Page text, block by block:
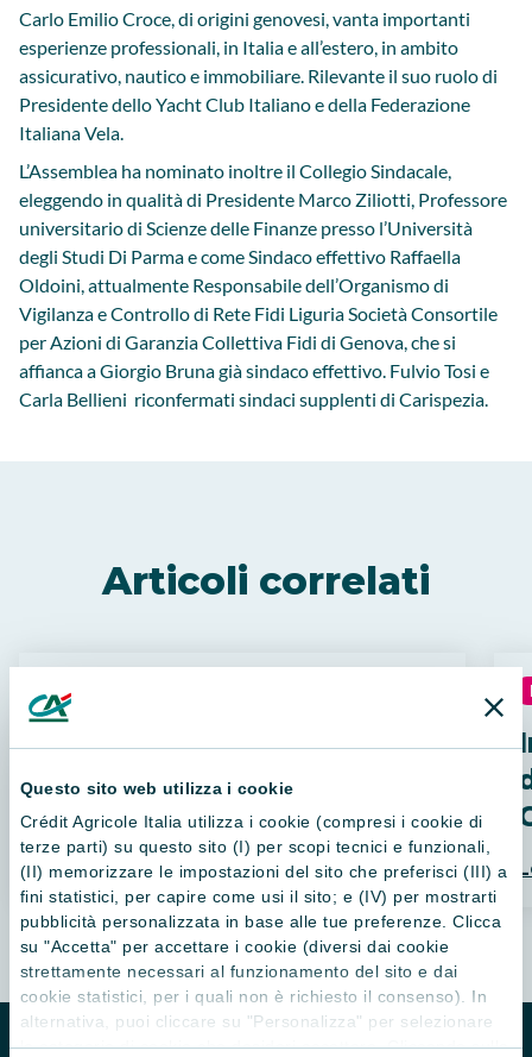
Questo sito web utilizza i cookie
Crédit Agricole Italia utilizza i cookie (compresi i cookie di
terze parti) su questo sito (I) per scopi tecnici e funzionali,
(II) memorizzare le impostazioni del sito che preferisci (III) a
fini statistici, per capire come usi il sito; e (IV) per mostrarti
pubblicità personalizzata in base alle tue preferenze. Clicca
su "Accetta" per accettare i cookie (diversi dai cookie
strettamente necessari al funzionamento del sito e dai
cookie statistici, per i quali non è richiesto il consenso). In
alternativa, puoi cliccare su "Personalizza" per selezionare
le categorie di cookie che desideri accettare. Cliccando sulla
Carlo Emilio Croce, di origini genovesi, vanta importanti
esperienze professionali, in Italia e all’estero, in ambito
assicurativo, nautico e immobiliare. Rilevante il suo ruolo di
Presidente dello Yacht Club Italiano e della Federazione
Italiana Vela.
L’Assemblea ha nominato inoltre il Collegio Sindacale,
eleggendo in qualità di Presidente Marco Ziliotti, Professore
universitario di Scienze delle Finanze presso l’Università
degli Studi Di Parma e come Sindaco effettivo Raffaella
Oldoini, attualmente Responsabile dell’Organismo di
Vigilanza e Controllo di Rete Fidi Liguria Società Consortile
per Azioni di Garanzia Collettiva Fidi di Genova, che si
affianca a Giorgio Bruna già sindaco effettivo. Fulvio Tosi e
Carla Bellieni riconfermati sindaci supplenti di Carispezia.
Articoli correlati
ECONOMIA
Attendi un rimborso da
Agos? Con Plick è
digitale
Leggi di più